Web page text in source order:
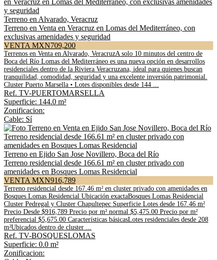
Terreno en Alvarado, Veracruz
Terreno en Venta en Veracruz en Lomas del Mediterráneo, con
exclusivas amenidades y seguridad
VENTA MXN709,200
Terrenos en Venta en Alvarado, VeracruzA solo 10 minutos del centro de
Boca del Río Lomas del Mediterráneo es una nueva opción en desarrollos
residenciales dentro de la Riviera Veracruzana, ideal para quienes buscan
tranquilidad, comodidad, seguridad y una excelente inversión patrimonial.
Cluster Puerto Marsella • Lotes disponibles desde 144 ...
Ref. TV-PUERTOMARSELLA
Superficie: 144.0 m²
Zonificacion:
Cable: Sí
Terreno en Ejido San Jose Novillero, Boca del Río
Terreno residencial desde 166.61 m² en cluster privado con
amenidades en Bosques Lomas Residencial
VENTA MXN916,789
Terreno residencial desde 167.46 m² en cluster privado con amenidades en
Bosques Lomas Residencial Ubicación exactaBosques Lomas Residencial
Cluster Pedregal y Cluster Chapultepec Superficie Lotes desde 167.46 m²
Precio Desde $916,789 Precio por m² normal $5,475.00 Precio por m²
preferencial $5,675.00 Características básicasLotes residenciales desde 208
m²Ubicados dentro de cluster ...
Ref. TV-BOSQUESLOMAS
Superficie: 0.0 m²
Zonificacion: